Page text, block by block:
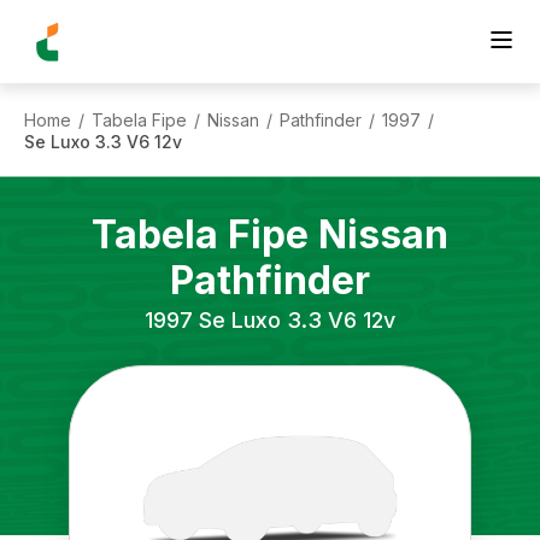
Home / Tabela Fipe / Nissan / Pathfinder / 1997 /
Se Luxo 3.3 V6 12v
Tabela Fipe Nissan
Pathfinder
1997 Se Luxo 3.3 V6 12v